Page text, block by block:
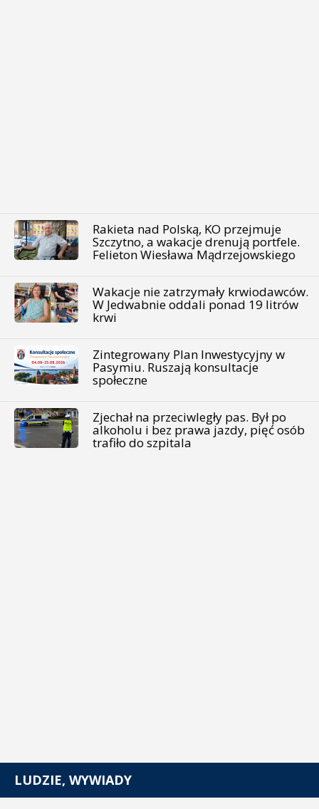
Rakieta nad Polską, KO przejmuje
Szczytno, a wakacje drenują portfele.
Felieton Wiesława Mądrzejowskiego
Wakacje nie zatrzymały krwiodawców.
W Jedwabnie oddali ponad 19 litrów
krwi
Zintegrowany Plan Inwestycyjny w
Pasymiu. Ruszają konsultacje
społeczne
Zjechał na przeciwległy pas. Był po
alkoholu i bez prawa jazdy, pięć osób
trafiło do szpitala
LUDZIE, WYWIADY